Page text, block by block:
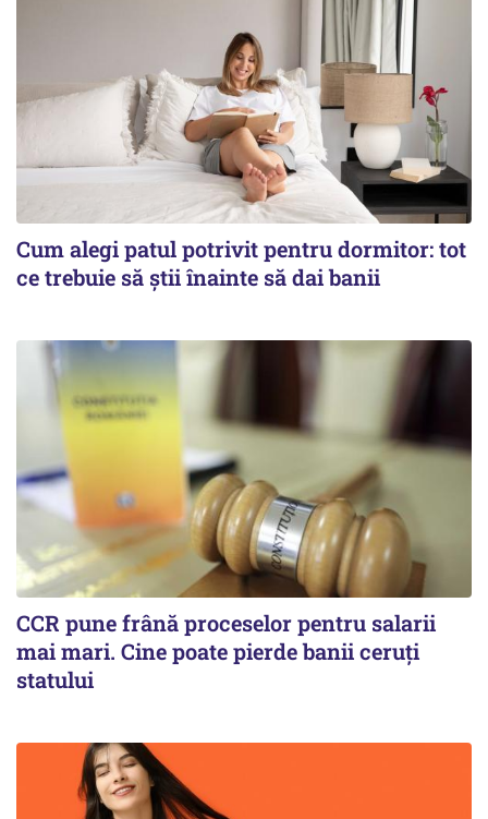
Cum alegi patul potrivit pentru dormitor: tot
ce trebuie să știi înainte să dai banii
CCR pune frână proceselor pentru salarii
mai mari. Cine poate pierde banii ceruți
statului